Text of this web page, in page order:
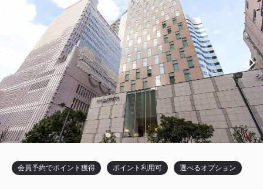
税・手数料込
会員価格 14,875円
大人 1名1室
税・手数料込
合計 17,500円
獲得ポイント 446~
禁煙 15.10m2 1~2名
セミダブル×1 Wi-Fiあり（無料）
残り5室 詳細 今すぐ予約
会員予約でポイント獲得 ポイント利用可 選べるオプション